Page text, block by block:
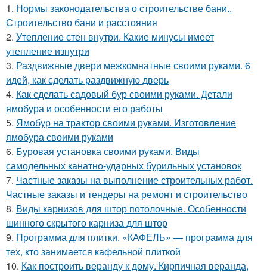
1. Нормы законодательства о строительстве бани..
Строительство бани и расстояния
2. Утепление стен внутри. Какие минусы имеет
утепление изнутри
3. Раздвижные двери межкомнатные своими руками. 6
идей, как сделать раздвижную дверь
4. Как сделать садовый бур своими руками. Детали
ямобура и особенности его работы
5. Ямобур на трактор своими руками. Изготовление
ямобура своими руками
6. Буровая установка своими руками. Виды
самодельных канатно-ударных бурильных установок
7. Частные заказы на выполнение строительных работ.
Частные заказы и тендеры на ремонт и строительство
8. Виды карнизов для штор потолочные. Особенности
шинного скрытого карниза для штор
9. Программа для плитки. «КАФЕЛЬ» — программа для
тех, кто занимается кафельной плиткой
10. Как построить веранду к дому. Кирпичная веранда,